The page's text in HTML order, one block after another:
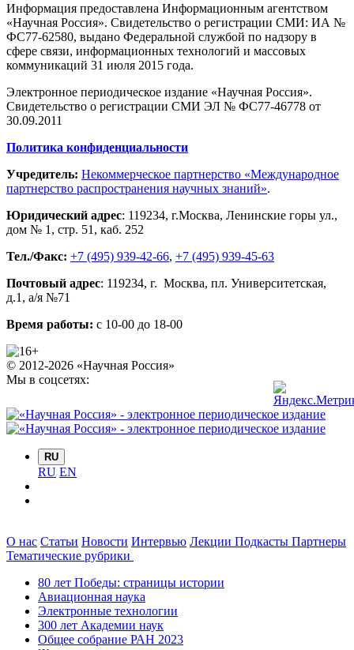
Информация предоставлена Информационным агентством
«Научная Россия». Свидетельство о регистрации СМИ: ИА №
ФС77-62580, выдано Федеральной службой по надзору в
сфере связи, информационных технологий и массовых
коммуникаций 31 июля 2015 года.
Электронное периодическое издание «Научная Россия».
Свидетельство о регистрации СМИ ЭЛ № ФС77-46778 от
30.09.2011
Политика конфиденциальности
Учредитель: Некоммерческое партнерство «Международное
партнерство распространения научных знаний».
Юридический адрес: 119234, г.Москва, Ленинские горы ул.,
дом № 1, стр. 51 , каб. 252
Тел./Факс: +7 (495) 939-42-66, +7 (495) 939-45-63
Почтовый адрес: 119234, г. Москва, пл. Университетская,
д.1 , а/я №71
Время работы: с 10-00 до 18-00
© 2012-2026 «Научная Россия»
Мы в соцсетях:
RU
RU EN
О нас Статьи Новости Интервью Лекции Подкасты Партнеры
Тематические рубрики
80 лет Победы: страницы истории
Авиационная наука
Электронные технологии
300 лет Академии наук
Общее собрание РАН 2023